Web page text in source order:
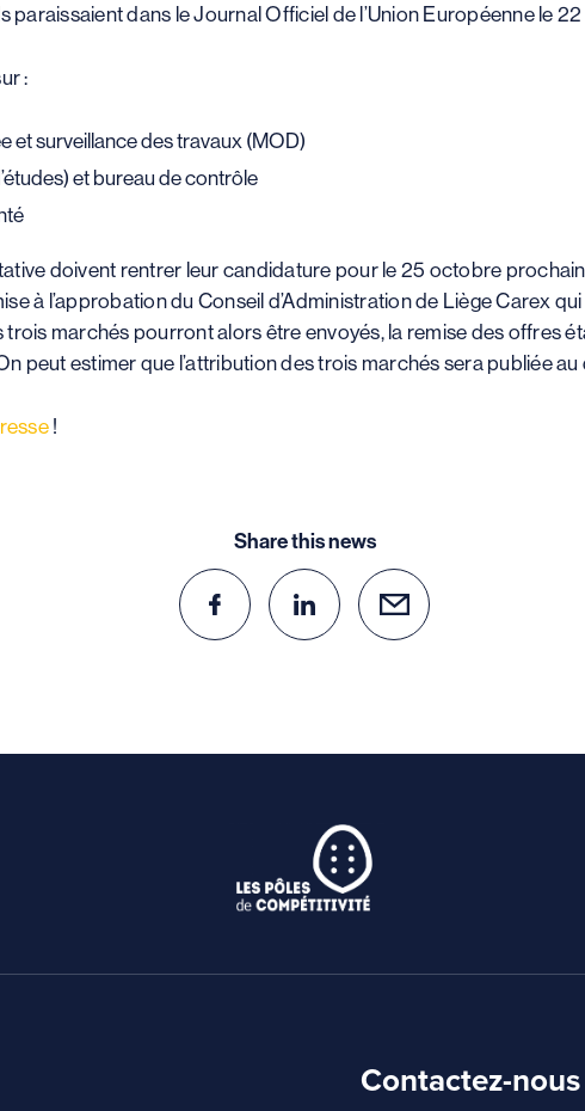
paraissaient dans le Journal Officiel de l’Union Européenne le
:
et surveillance des travaux (MOD)
et bureau de contrôle
doivent rentrer leur candidature pour le 25 octobre
à l’approbation du Conseil d’Administration de Liège Carex
marchés pourront alors être envoyés, la remise des offres
peut estimer que l’attribution des trois marchés sera publiée
!
Share this news
Contactez-nous